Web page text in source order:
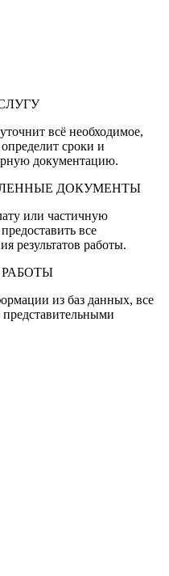
всё необходимое,
сроки и
документацию.
ДОКУМЕНТЫ
или частичную
все
результатов работы.
из баз данных, все
представительными